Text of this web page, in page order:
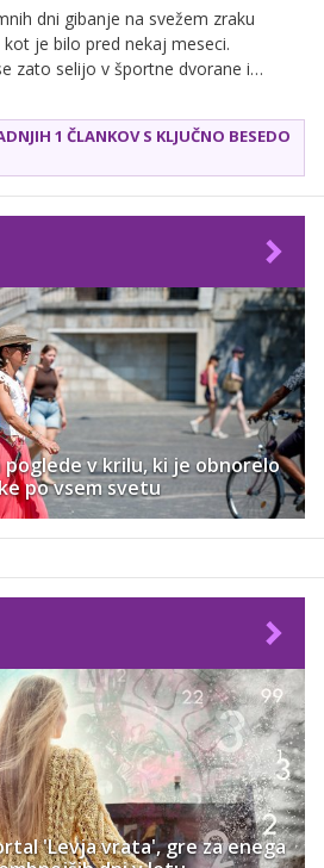
dni gibanje na svežem zraku
je bilo pred nekaj meseci.
zato selijo v športne dvorane in
vedno bolj priljubljene vadbe, ki
1 ČLANKOV S KLJUČNO BESEDO
poglede v krilu, ki je obnorelo
po vsem svetu
'Levja vrata', gre za enega